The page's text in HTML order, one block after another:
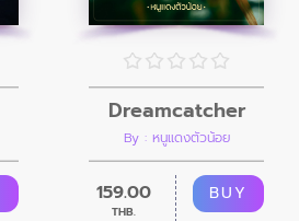
Dreamcatcher
By : หนูแดงตัวน้อย
159.00
THB.
BUY